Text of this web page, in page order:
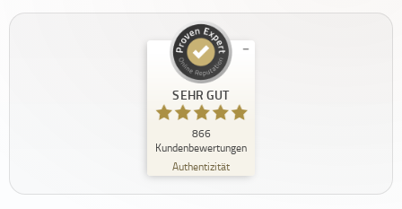
SEHR GUT
866
Kundenbewertungen
Authentizität
Kundenbewertungen und Erfahrungen zu
PRIVATpatient.at - Private Krankenversicherung
Öster...
%
Empfehlungen auf
SEHR GUT
4,99
/
5,00